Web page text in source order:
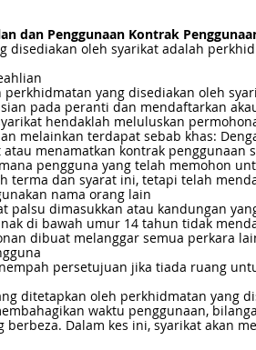
dan Penggunaan Kontrak
disediakan oleh syarikat adalah
perkhidmatan yang disediakan oleh
pada peranti dan mendaftarkan
hendaklah meluluskan
melainkan terdapat sebab khas:
menamatkan kontrak penggunaan
pengguna yang telah memohon
terma dan syarat ini, tetapi telah
nama orang lain
palsu dimasukkan atau kandungan
di bawah umur 14 tahun tidak
dibuat melanggar semua perkara
persetujuan jika tiada ruang
ditetapkan oleh perkhidmatan yang
waktu penggunaan,
berbeza. Dalam kes ini, syarikat akan